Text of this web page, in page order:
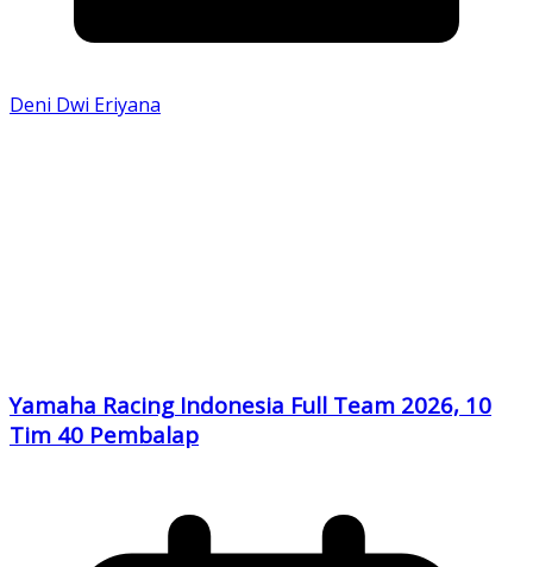
Deni Dwi Eriyana
Yamaha Racing Indonesia Full Team 2026, 10
Tim 40 Pembalap